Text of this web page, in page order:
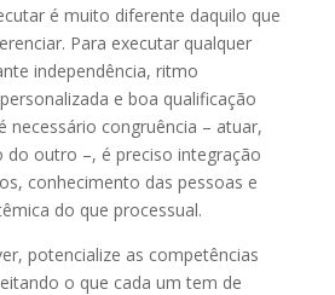
é muito diferente daquilo que
Para executar qualquer
independência, ritmo
e boa qualificação
necessário congruência – atuar,
outro –, é preciso integração
conhecimento das pessoas e
do que processual.
potencialize as competências
o que cada um tem de